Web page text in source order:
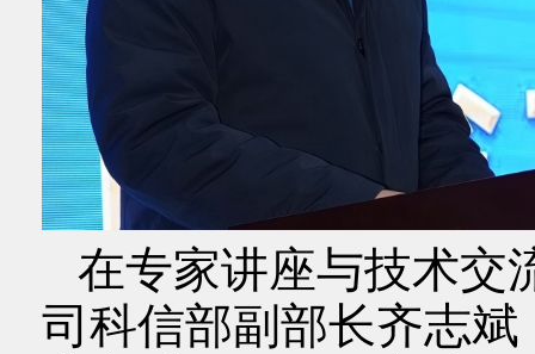
在专家讲座与技术交
司科信部副部长齐志